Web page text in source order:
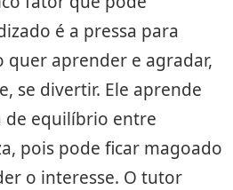
é a pressa para
quer aprender e agradar,
se divertir. Ele aprende
de equilíbrio entre
pois pode ficar magoado
o interesse. O tutor